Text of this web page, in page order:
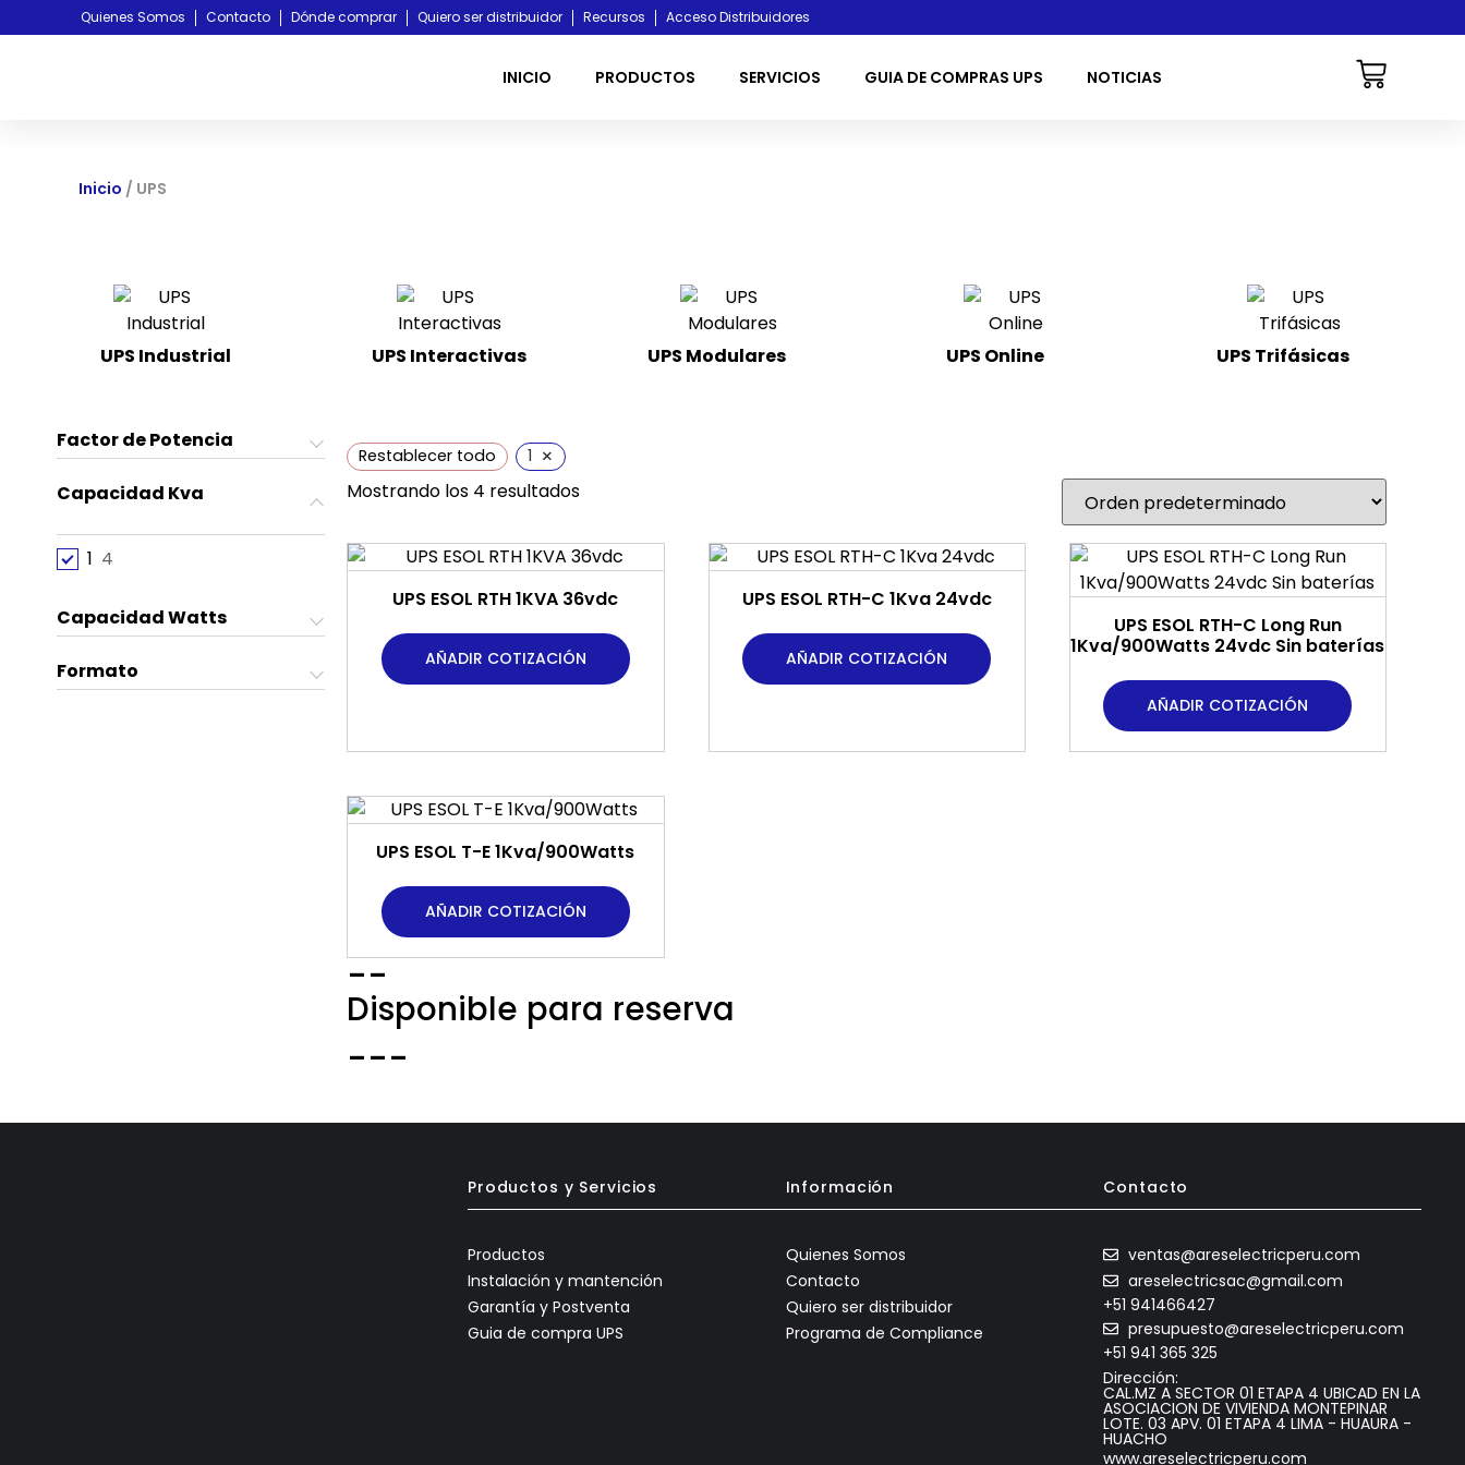
Quienes Somos Contacto Dónde comprar Quiero ser distribuidor Recursos Acceso Distribuidores
INICIO PRODUCTOS SERVICIOS GUIA DE COMPRAS UPS NOTICIAS
Inicio / UPS
UPS Industrial
UPS Interactivas
UPS Modulares UPS Online UPS Trifásicas
Factor de Potencia
Capacidad Kva
1 4
Capacidad Watts
Formato
Restablecer todo 1 ×
Mostrando los 4 resultados
UPS ESOL RTH 1KVA 36vdc
AÑADIR COTIZACIÓN
UPS ESOL RTH-C 1Kva 24vdc
AÑADIR COTIZACIÓN
UPS ESOL RTH-C Long Run
1Kva/900Watts 24vdc Sin baterías
AÑADIR COTIZACIÓN
UPS ESOL T-E 1Kva/900Watts
AÑADIR COTIZACIÓN
--
Disponible para reserva
---
Productos y Servicios
Productos
Instalación y mantención
Garantía y Postventa
Guia de compra UPS
Información
Quienes Somos
Contacto
Quiero ser distribuidor
Programa de Compliance
Contacto
ventas@areselectricperu.com
areselectricsac@gmail.com
+51 941466427
presupuesto@areselectricperu.com
+51 941 365 325
Dirección:
CAL.MZ A SECTOR 01 ETAPA 4 UBICAD EN LA
ASOCIACION DE VIVIENDA MONTEPINAR
LOTE. 03 APV. 01 ETAPA 4 LIMA - HUAURA -
HUACHO
www.areselectricperu.com